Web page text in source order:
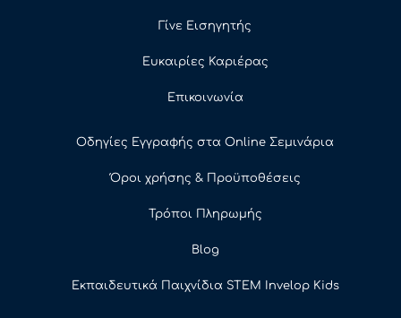
Γίνε Εισηγητής
Ευκαιρίες Καριέρας
Επικοινωνία
Οδηγίες Εγγραφής στα Online Σεμινάρια
Όροι χρήσης & Προϋποθέσεις
Τρόποι Πληρωμής
Blog
Εκπαιδευτικά Παιχνίδια STEM Invelop Kids